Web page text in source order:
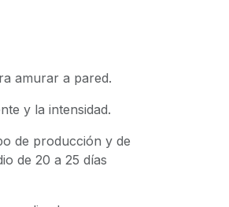
amurar a pared.
y la intensidad.
de producción y de
de 20 a 25 días